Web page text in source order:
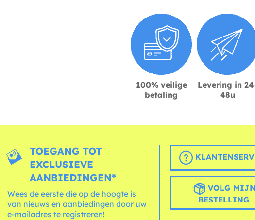
100% veilige
betaling
Levering in
48u
TOEGANG TOT
EXCLUSIEVE
AANBIEDINGEN*
Wees de eerste die op de hoogte is
van nieuws en aanbiedingen door uw
e-mailadres te registreren!
VOLG MIJN
BESTELLING